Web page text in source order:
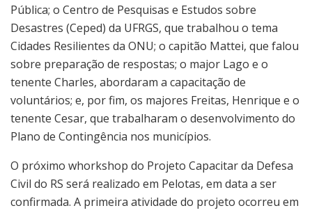
Pública; o Centro de Pesquisas e Estudos sobre
Desastres (Ceped) da UFRGS, que trabalhou o tema
Cidades Resilientes da ONU; o capitão Mattei, que falou
sobre preparação de respostas; o major Lago e o
tenente Charles, abordaram a capacitação de
voluntários; e, por fim, os majores Freitas, Henrique e o
tenente Cesar, que trabalharam o desenvolvimento do
Plano de Contingência nos municípios.
O próximo whorkshop do Projeto Capacitar da Defesa
Civil do RS será realizado em Pelotas, em data a ser
confirmada. A primeira atividade do projeto ocorreu em